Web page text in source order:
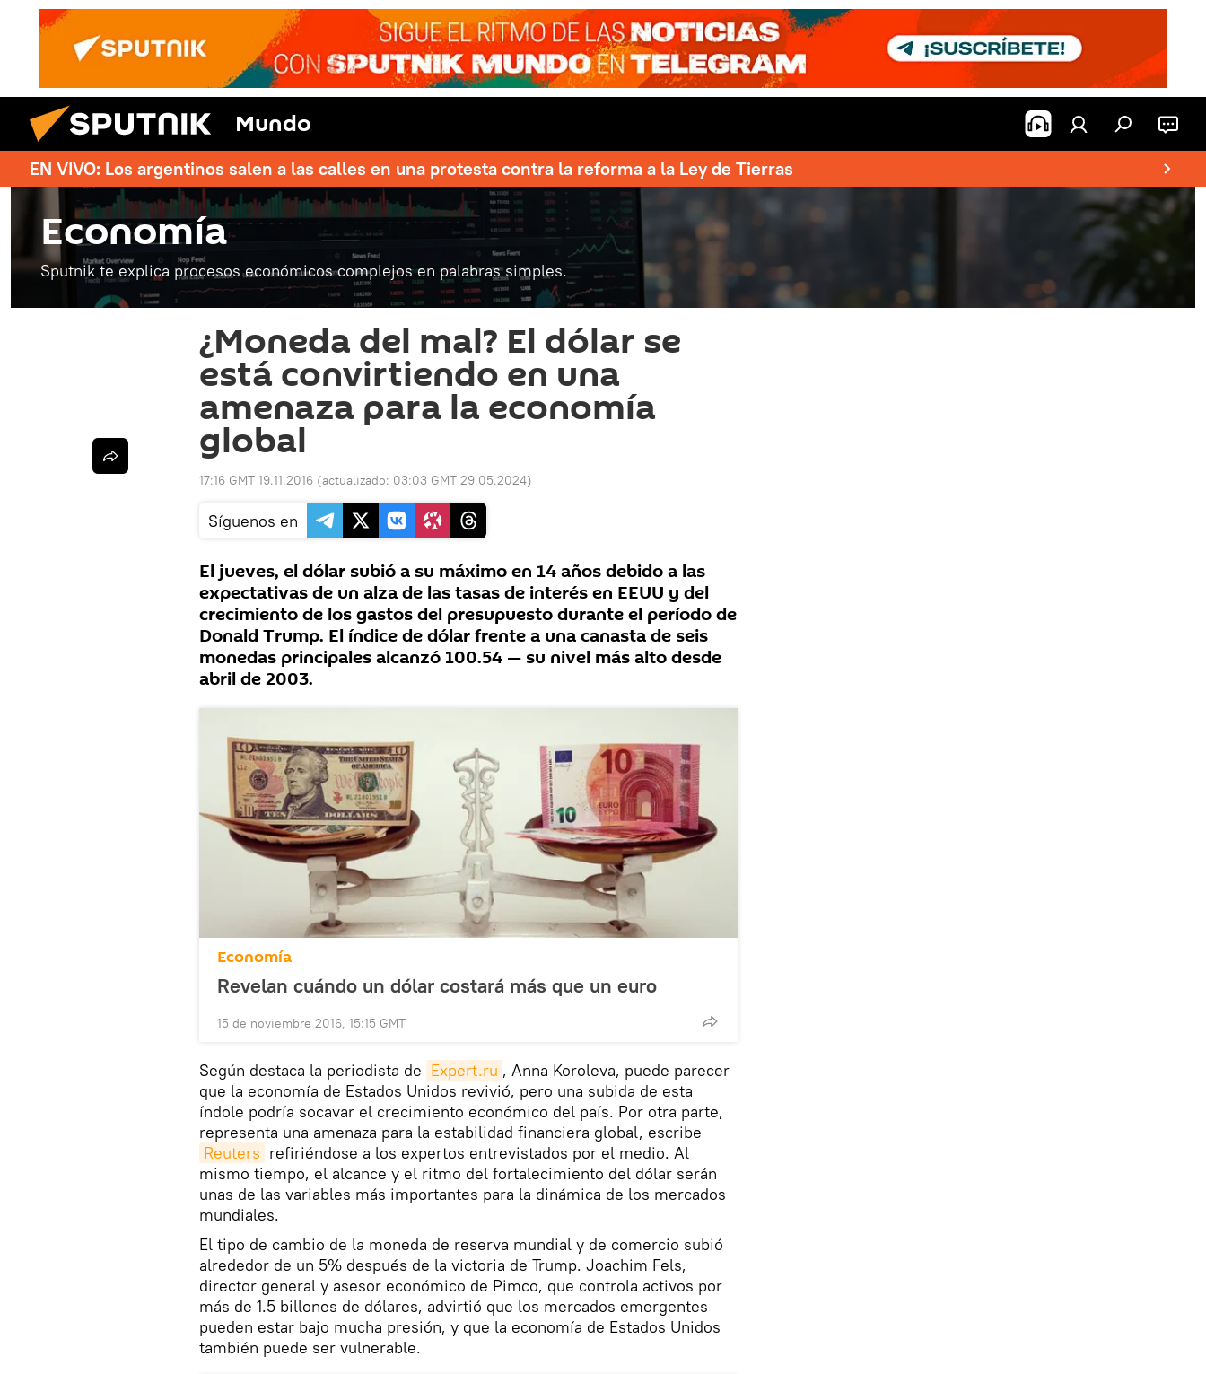
Mundo
EN VIVO: Los argentinos salen a las calles en una protesta contra la reforma a la Ley de Tierras
Economía
Sputnik te explica procesos económicos complejos en palabras simples.
¿Moneda del mal? El dólar se
está convirtiendo en una
amenaza para la economía
global
17:16 GMT 19.11.2016 (actualizado: 03:03 GMT 29.05.2024)
Síguenos en
El jueves, el dólar subió a su máximo en 14 años debido a las
expectativas de un alza de las tasas de interés en EEUU y del
crecimiento de los gastos del presupuesto durante el período de
Donald Trump. El índice de dólar frente a una canasta de seis
monedas principales alcanzó 100.54 — su nivel más alto desde
abril de 2003.
Economía
Revelan cuándo un dólar costará más que un euro
15 de noviembre 2016, 15:15 GMT
Según destaca la periodista de Expert.ru , Anna Koroleva, puede parecer
que la economía de Estados Unidos revivió, pero una subida de esta
índole podría socavar el crecimiento económico del país. Por otra parte,
representa una amenaza para la estabilidad financiera global, escribe
Reuters refiriéndose a los expertos entrevistados por el medio. Al
mismo tiempo, el alcance y el ritmo del fortalecimiento del dólar serán
unas de las variables más importantes para la dinámica de los mercados
mundiales.
El tipo de cambio de la moneda de reserva mundial y de comercio subió
alrededor de un 5% después de la victoria de Trump. Joachim Fels,
director general y asesor económico de Pimco, que controla activos por
más de 1.5 billones de dólares, advirtió que los mercados emergentes
pueden estar bajo mucha presión, y que la economía de Estados Unidos
también puede ser vulnerable.